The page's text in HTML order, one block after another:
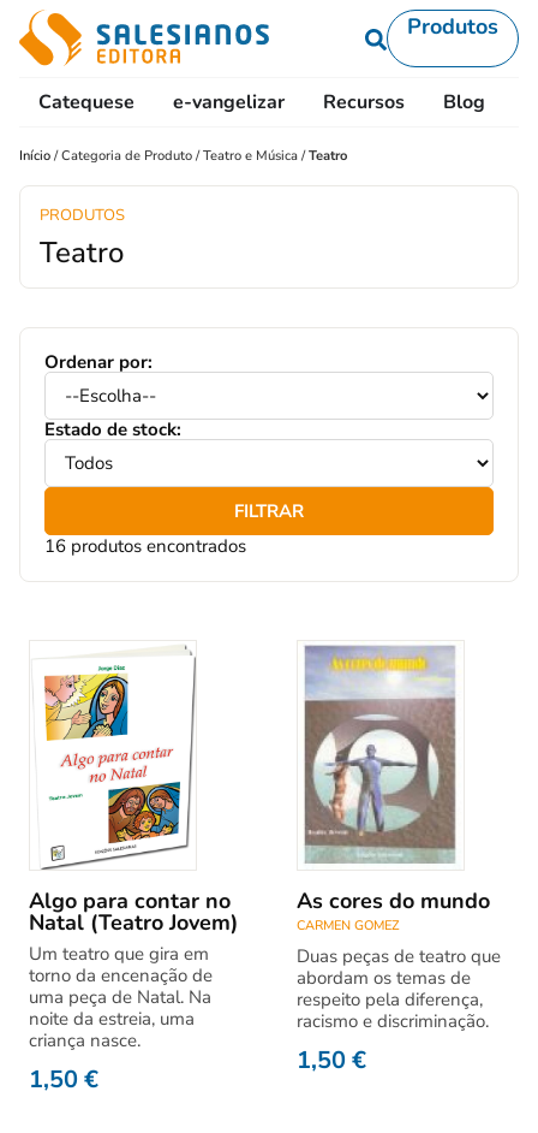
Produtos
Catequese e-vangelizar Recursos Blog
Início /Categoria de Produto /Teatro e Música /Teatro
PRODUTOS
Teatro
Ordenar por:
Estado de stock:
FILTRAR
16 produtos encontrados
Algo para contar no
Natal (Teatro Jovem)
Um teatro que gira em
torno da encenação de
uma peça de Natal. Na
noite da estreia, uma
criança nasce.
1,50€
As cores do mundo
CARMEN GOMEZ
Duas peças de teatro que
abordam os temas de
respeito pela diferença,
racismo e discriminação.
1,50€